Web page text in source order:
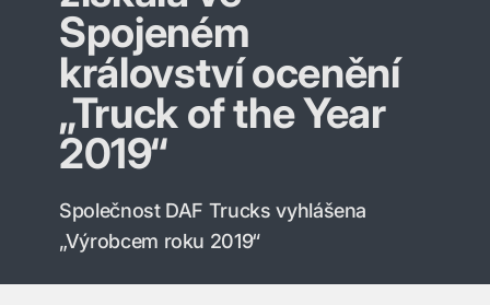
Spojeném
království ocenění
„Truck of the Year
2019“
Společnost DAF Trucks vyhlášena
„Výrobcem roku 2019“